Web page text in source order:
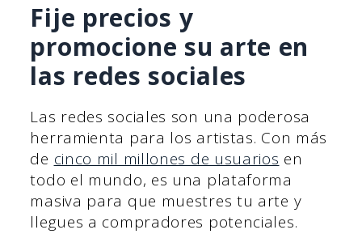
Fije precios y
promocione su arte en
las redes sociales
Las redes sociales son una poderosa
herramienta para los artistas. Con más
de cinco mil millones de usuarios en
todo el mundo, es una plataforma
masiva para que muestres tu arte y
llegues a compradores potenciales.